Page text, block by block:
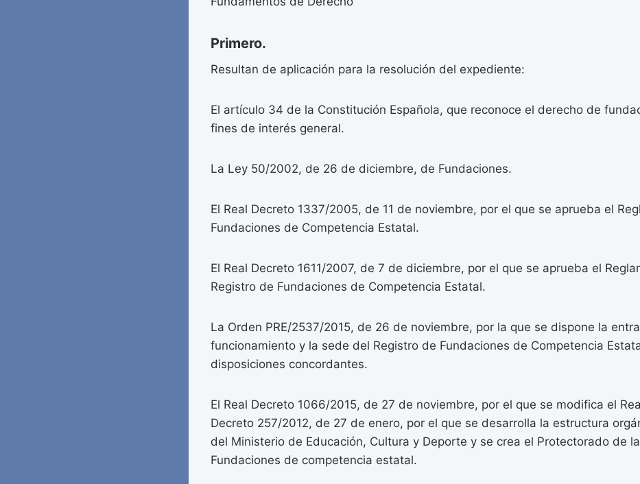
Primero.
Resultan de aplicación para la resolución del expediente:
El artículo 34 de la Constitución Española, que reconoce el derecho de
fines de interés general.
La Ley 50/2002, de 26 de diciembre, de Fundaciones.
El Real Decreto 1337/2005, de 11 de noviembre, por el que se aprueba el
Fundaciones de Competencia Estatal.
El Real Decreto 1611/2007, de 7 de diciembre, por el que se aprueba el
Registro de Fundaciones de Competencia Estatal.
La Orden PRE/2537/2015, de 26 de noviembre, por la que se dispone la
funcionamiento y la sede del Registro de Fundaciones de Competencia
disposiciones concordantes.
El Real Decreto 1066/2015, de 27 de noviembre, por el que se modifica el
Decreto 257/2012, de 27 de enero, por el que se desarrolla la estructura
del Ministerio de Educación, Cultura y Deporte y se crea el Protectorado de
Fundaciones de competencia estatal.